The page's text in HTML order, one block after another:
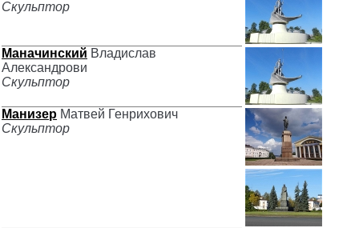
Скульптор
Маначинский Владислав
Александрови
Скульптор
Манизер Матвей Генрихович
Скульптор